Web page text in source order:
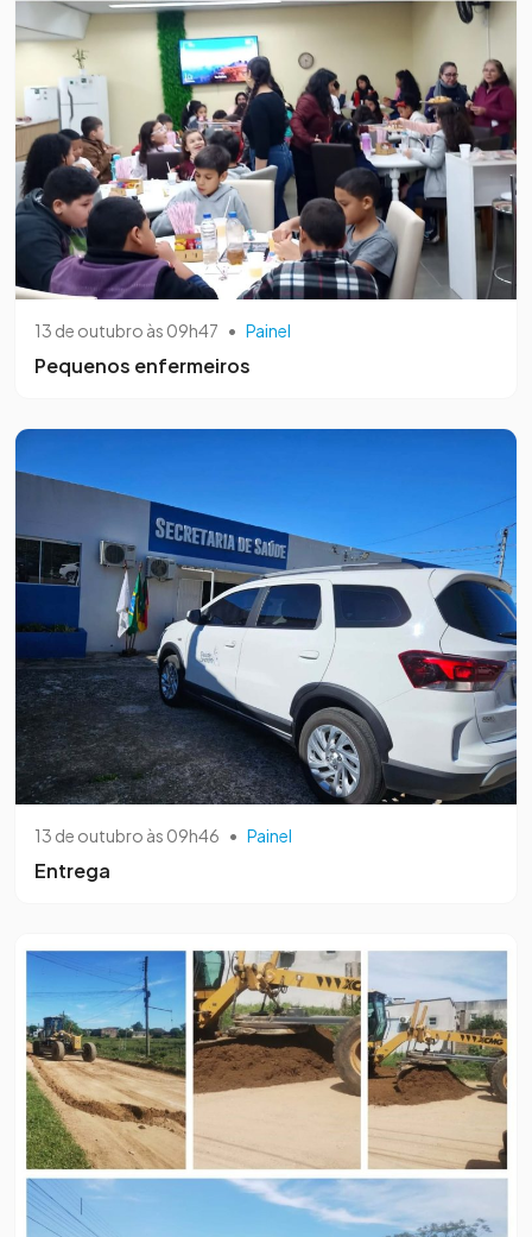
13 de outubro às 09h47 • Painel
Pequenos enfermeiros
13 de outubro às 09h46 • Painel
Entrega